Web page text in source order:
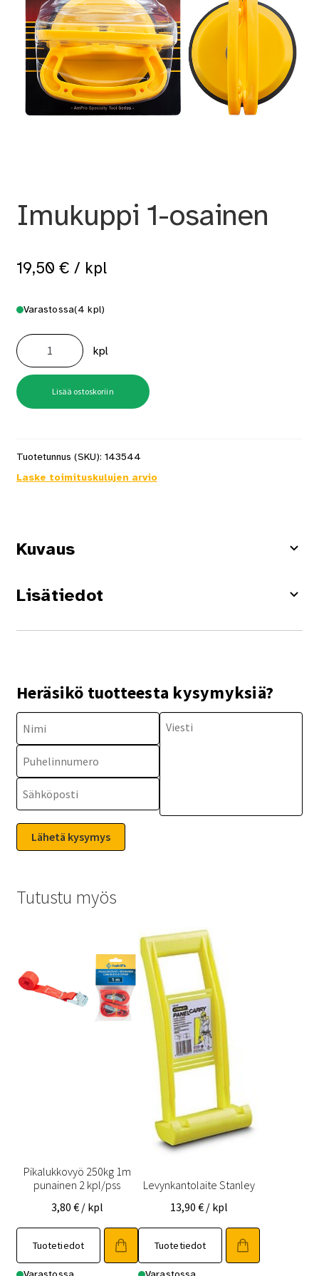
Imukuppi 1-osainen
19,50 € / kpl
Varastossa(4 kpl)
Imukuppi
1-
osainen
määrä
kpl
Lisää ostoskoriin
Tuotetunnus (SKU): 143544
Laske toimituskulujen arvio
Kuvaus
Lisätiedot
Heräsikö tuotteesta kysymyksiä?
Tutustu myös
Pikalukkovyö 250kg 1m
punainen 2 kpl/pss
3,80 € / kpl
Tuotetiedot
Levynkantolaite Stanley
13,90€ / kpl
Tuotetiedot